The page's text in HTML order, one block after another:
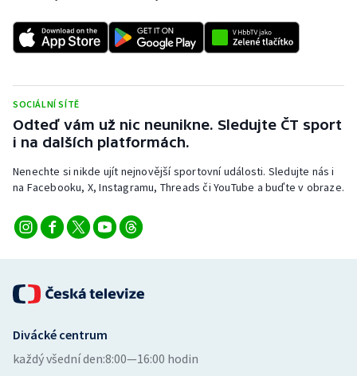
SOCIÁLNÍ SÍTĚ
Odteď vám už nic neunikne. Sledujte ČT sport
i na dalších platformách.
Nenechte si nikde ujít nejnovější sportovní události. Sledujte nás i
na Facebooku, X, Instagramu, Threads či YouTube a buďte v obraze.
Divácké centrum
každý všední den:8:00—16:00 hodin